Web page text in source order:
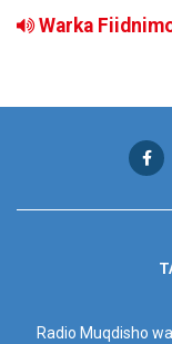
Warka
Radio Muqdisho